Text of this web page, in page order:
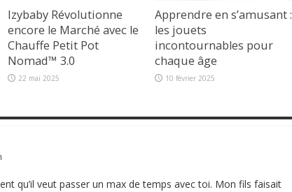
Izybaby Révolutionne
encore le Marché avec le
Chauffe Petit Pot
Nomad™ 3.0
22 mai 2025
Apprendre en s’amusant :
les jouets
incontournables pour
chaque âge
10 février 2025
qu’il veut passer un max de temps avec toi. Mon fils faisait